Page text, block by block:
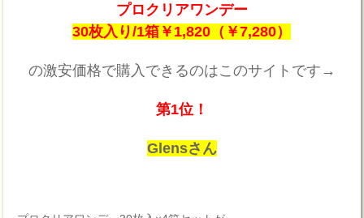
プロクリアワンデー
30枚入り/1箱￥1,820（￥7,280）
の激安価格で購入できるのはこのサイトです→
第1位！
Glensさん